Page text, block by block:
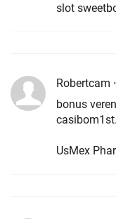
slot
Robertcam
bonus
UsMex